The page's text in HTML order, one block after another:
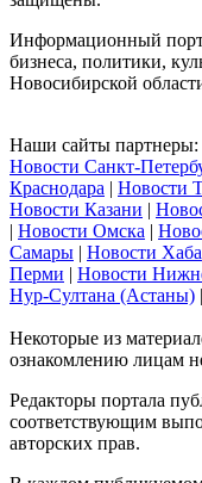
Информационный
бизнеса, политики,
Новосибирской
Наши сайты партнеры:
Новости Санкт-
Краснодара | Новости
Новости Казани |
| Новости Омска |
Самары | Новости
Перми | Новости
Нур-Султана (Астаны) |
Некоторые из
ознакомлению лицам
Редакторы портала
соответствующим
авторских прав.